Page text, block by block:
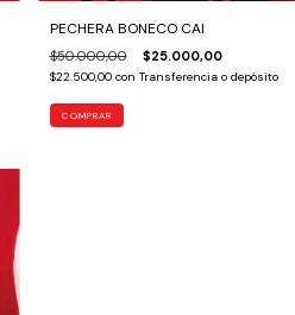
PECHERA BONECO CAI
$50.000,00 $25.000,00
$22.500,00 con Transferencia o depósito
COMPRAR